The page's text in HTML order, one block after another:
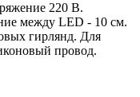
220 В.
между LED - 10 см.
гирлянд. Для
провод.